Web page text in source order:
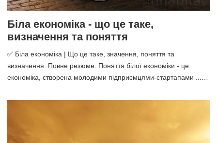
Біла економіка - що це таке,
визначення та поняття
✅ Біла економіка | Що це таке, значення, поняття та
визначення. Повне резюме. Поняття білої економіки - це
економіка, створена молодими підприємцями-стартапами ...…